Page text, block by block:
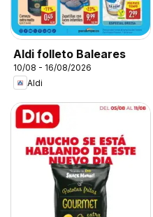
Aldi folleto Baleares
10/08 - 16/08/2026
Aldi